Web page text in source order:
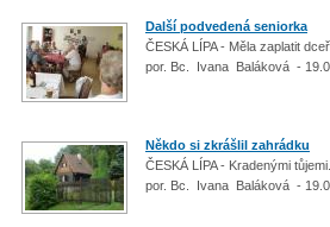
Další podvedená seniorka
ČESKÁ LÍPA - Měla zaplatit
por. Bc. Ivana Baláková -
Někdo si zkrášlil zahrádku
ČESKÁ LÍPA - Kradenými tůjemi.
por. Bc. Ivana Baláková -